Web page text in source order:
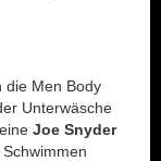
die Men Body
Unterwäsche
Joe Snyder